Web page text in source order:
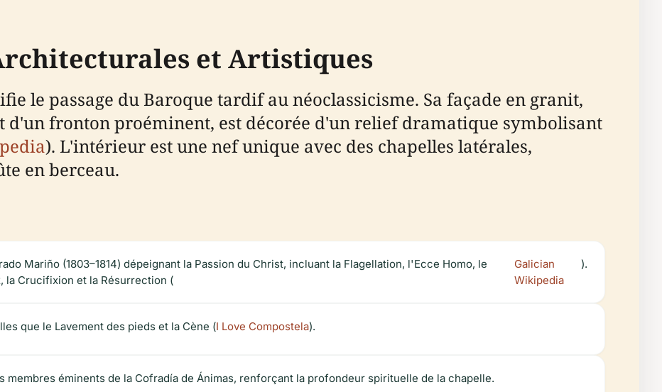
et Artistiques
le passage du Baroque tardif au néoclassicisme. Sa façade en granit,
d'un fronton proéminent, est décorée d'un relief dramatique symbolisant
). L'intérieur est une nef unique avec des chapelles latérales,
en berceau.
Mariño (1803–1814) dépeignant la Passion du Christ, incluant la Flagellation, l'Ecce Homo, le
la Crucifixion et la Résurrection (
Galician
Wikipedia
).
que le Lavement des pieds et la Cène (I Love Compostela).
membres éminents de la Cofradía de Ánimas, renforçant la profondeur spirituelle de la chapelle.